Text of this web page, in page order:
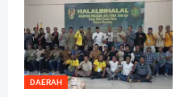
DAERAH